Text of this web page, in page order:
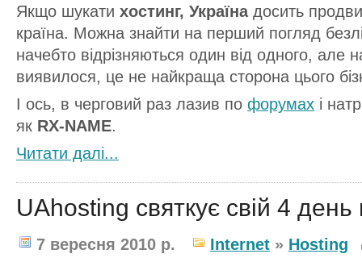
Якщо шукати хостинг, Українадосить
країна. Можна знайти на перший погляд
начебто відрізняються один від одного, але
виявилося, це не найкраща сторона цього
І ось, в черговий раз лазив по форумах і
як RX-NAME.
Читати далi...
UAhosting святкує свій 4
7 вересня 2010 р. Internet » Hosting